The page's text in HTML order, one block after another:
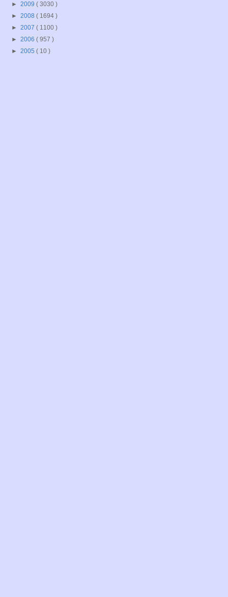
► 2009 ( 3030 )
► 2008 ( 1694 )
► 2007 ( 1100 )
► 2006 ( 957 )
► 2005 ( 10 )